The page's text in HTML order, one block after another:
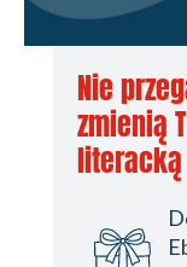
Nie
zmienią
literacką